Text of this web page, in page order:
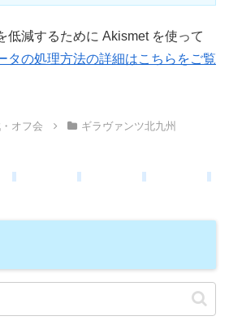
低減するために Akismet を使って
タの処理方法の詳細はこちらをご覧
オフ会 ギラヴァンツ北九州